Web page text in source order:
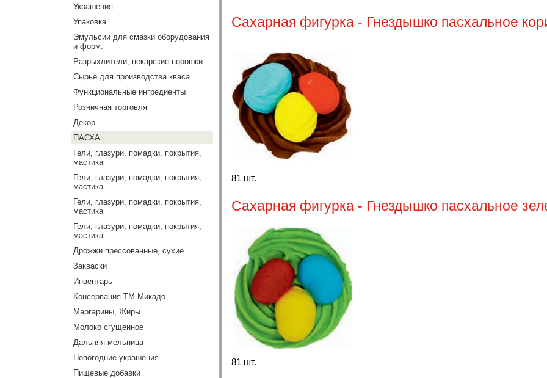
Украшения
Упаковка
Эмульсии для смазки оборудования
и форм.
Разрыхлители, пекарские порошки
Сырье для производства кваса
Функциональные ингредиенты
Розничная торговля
Декор
ПАСХА
Гели, глазури, помадки, покрытия,
мастика
Гели, глазури, помадки, покрытия,
мастика
Гели, глазури, помадки, покрытия,
мастика
Гели, глазури, помадки, покрытия,
мастика
Дрожжи прессованные, сухие
Закваски
Инвентарь
Консервация ТМ Микадо
Маргарины, Жиры
Молоко сгущенное
Дальняя мельница
Новогодние украшения
Пищевые добавки
Сахарная фигурка - Гнездышко пасхальное
81 шт.
Сахарная фигурка - Гнездышко пасхальное
81 шт.